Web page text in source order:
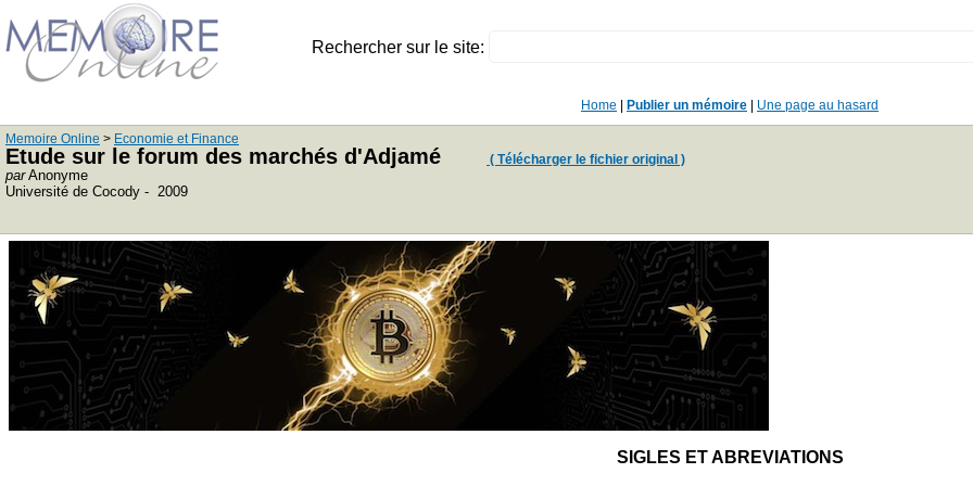
Rechercher sur le site:
Home Publier un mémoire Une page au hasard
Memoire Online > Economie et Finance
Etude sur le forum des marchés d'Adjamé ( Télécharger le fichier original )
parAnonyme
Université de Cocody - 2009
SIGLES ET ABREVIATIONS